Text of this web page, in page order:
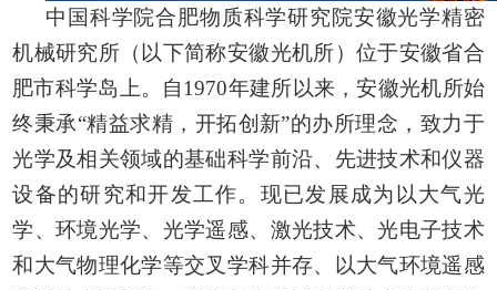
中国科学院合肥物质科学研究院安徽光学精密
机械研究所（以下简称安徽光机所）位于安徽省合
肥市科学岛上。自1970年建所以来，安徽光机所始
终秉承“精益求精，开拓创新”的办所理念，致力于
光学及相关领域的基础科学前沿、先进技术和仪器
设备的研究和开发工作。现已发展成为以大气光
学、环境光学、光学遥感、激光技术、光电子技术
和大气物理化学等交叉学科并存、以大气环境遥感